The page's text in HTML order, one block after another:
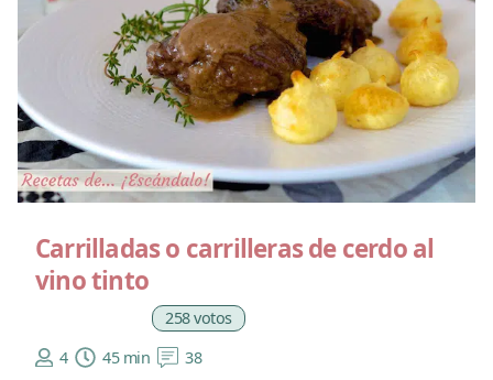
Carrilladas o carrilleras de cerdo al
vino tinto
258 votos
4
45 min 38